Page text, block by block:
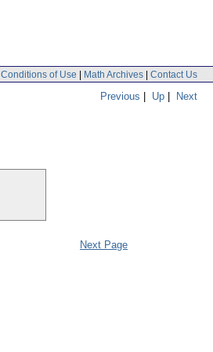
Conditions of Use | Math Archives | Contact Us
Previous | Up | Next
Next Page